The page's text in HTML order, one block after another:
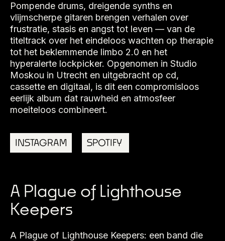
Pompende drums, dreigende synths en
vlijmscherpe gitaren brengen verhalen over
frustratie, stasis en angst tot leven — van de
titeltrack over het eindeloos wachten op therapie
tot het beklemmende limbo 2.0 en het
hyperalerte lockpicker. Opgenomen in Studio
Moskou in Utrecht en uitgebracht op cd,
cassette en digitaal, is dit een compromisloos
eerlijk album dat rauwheid en atmosfeer
moeiteloos combineert.
INSTAGRAM SPOTIFY
A Plague of Lighthouse
Keepers
A Plague of Lighthouse Keepers: een band die